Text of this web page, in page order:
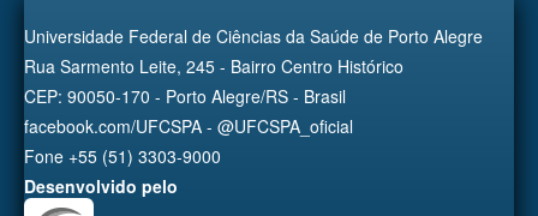
Universidade Federal de Ciências da Saúde de Porto Alegre
Rua Sarmento Leite, 245 - Bairro Centro Histórico
CEP: 90050-170 - Porto Alegre/RS - Brasil
facebook.com/UFCSPA - @UFCSPA_oficial
Fone +55 (51) 3303-9000
Desenvolvido pelo